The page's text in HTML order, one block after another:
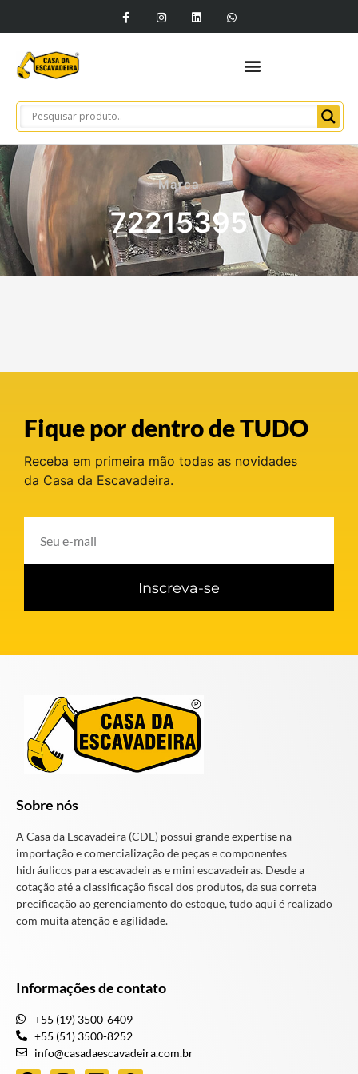
Marca
72215395
Fique por dentro de TUDO
Receba em primeira mão todas as novidades
da Casa da Escavadeira.
Inscreva-se
Sobre nós
A Casa da Escavadeira (CDE) possui grande expertise na
importação e comercialização de peças e componentes
hidráulicos para escavadeiras e mini escavadeiras. Desde a
cotação até a classificação fiscal dos produtos, da sua correta
precificação ao gerenciamento do estoque, tudo aqui é realizado
com muita atenção e agilidade.
Informações de contato
+55 (19) 3500-6409
+55 (51) 3500-8252
info@casadaescavadeira.com.br